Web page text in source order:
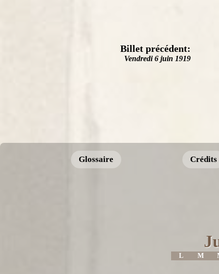
Billet précédent:
Vendredi 6 juin 1919
Glossaire Crédits
L M